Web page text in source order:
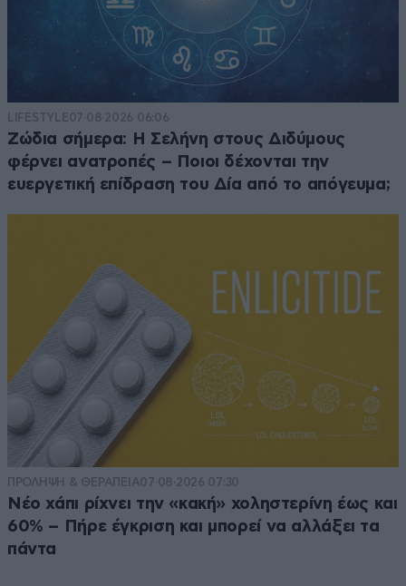
LIFESTYLE07·08·2026 06:06
Ζώδια σήμερα: Η Σελήνη στους Διδύμους
φέρνει ανατροπές – Ποιοι δέχονται την
ευεργετική επίδραση του Δία από το απόγευμα;
ΠΡΟΛΗΨΗ & ΘΕΡΑΠΕΙΑ07·08·2026 07:30
Νέο χάπι ρίχνει την «κακή» χοληστερίνη έως και
60% – Πήρε έγκριση και μπορεί να αλλάξει τα
πάντα